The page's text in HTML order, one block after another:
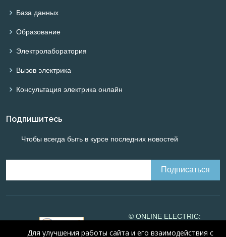
База данных
Образование
Электролаборатория
Вызов электрика
Консультация электрика онлайн
Подпишитесь
Чтобы всегда быть в курсе последних новостей
© ONLINE ELECTRIC:
Для улучшения работы сайта и его взаимодействия с